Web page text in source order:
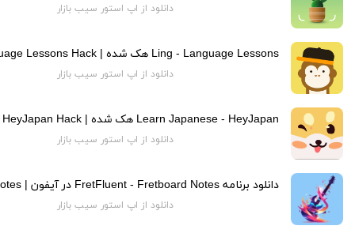
دانلود از اپ استور سیب بازار
دانلود از اپ استور سیب بازار
دانلود از اپ استور سیب بازار
دانلود از اپ استور سیب بازار